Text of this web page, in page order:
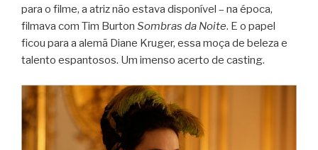
para o filme, a atriz não estava disponível – na época,
filmava com Tim Burton Sombras da Noite. E o papel
ficou para a alemã Diane Kruger, essa moça de beleza e
talento espantosos. Um imenso acerto de casting.